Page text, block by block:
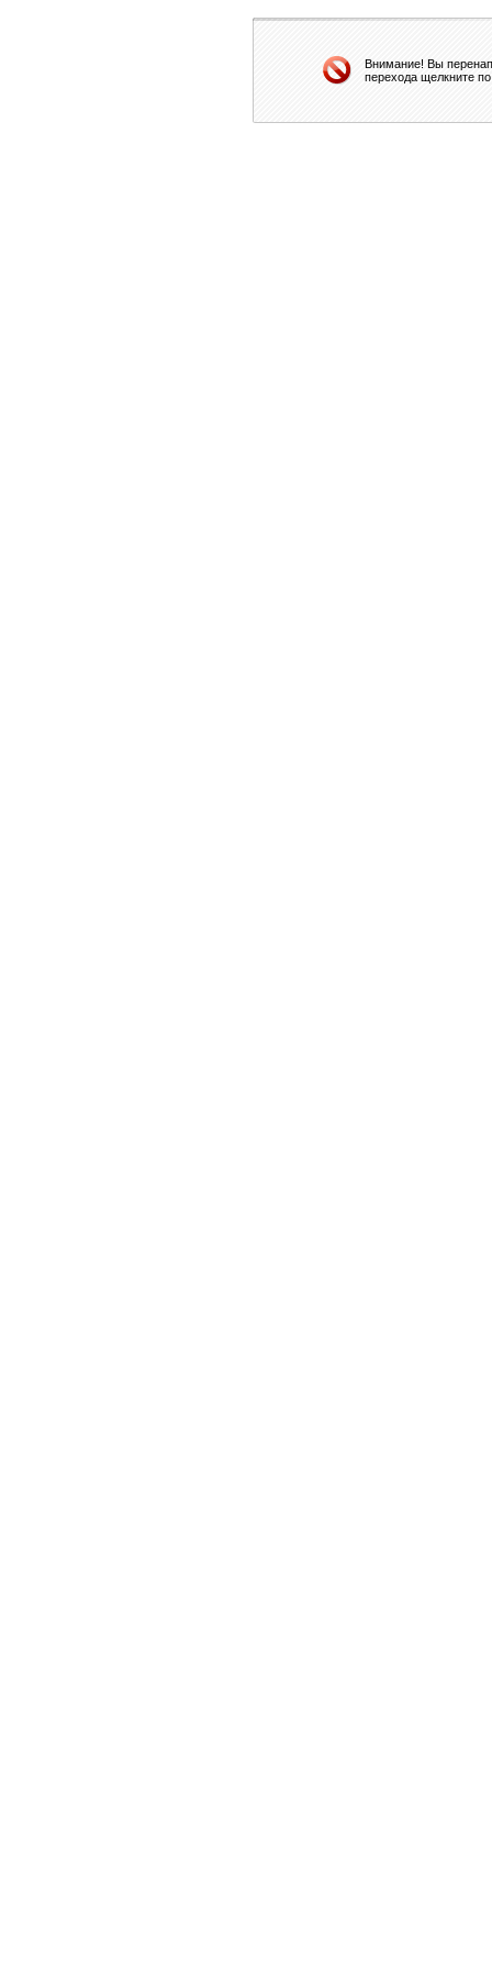
Внимание! Вы
перехода щелкните